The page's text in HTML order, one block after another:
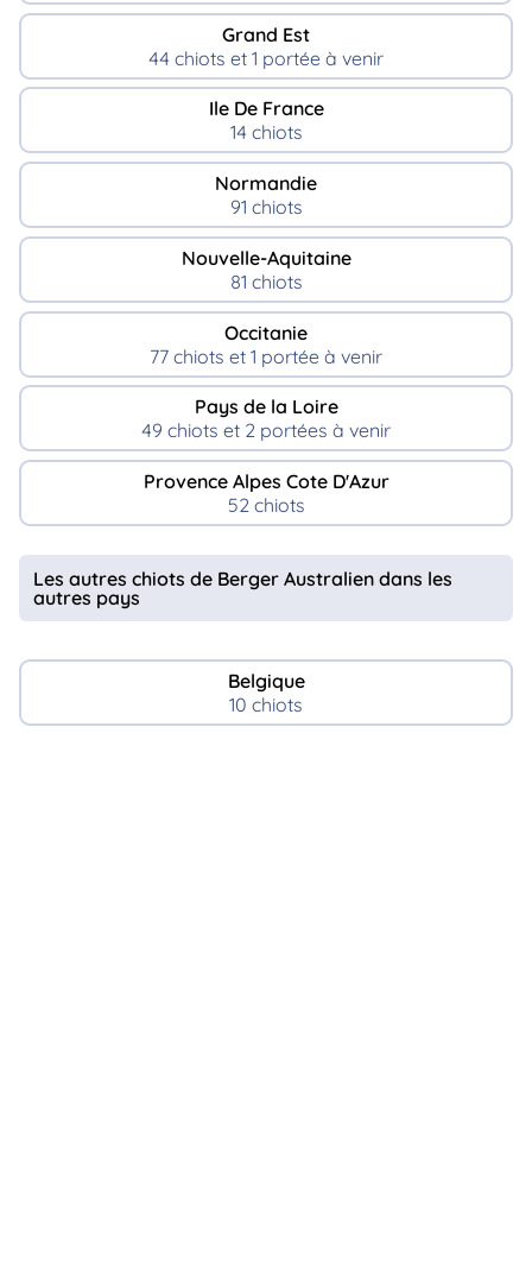
Grand Est
44 chiots et 1 portée à venir
Ile De France
14 chiots
Normandie
91 chiots
Nouvelle-Aquitaine
81 chiots
Occitanie
77 chiots et 1 portée à venir
Pays de la Loire
49 chiots et 2 portées à venir
Provence Alpes Cote D'Azur
52 chiots
Les autres chiots de Berger Australien dans les
autres pays
Belgique
10 chiots